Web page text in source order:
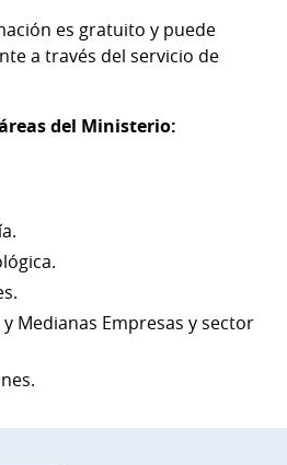
es gratuito y puede
a través del servicio de
del Ministerio:
Medianas Empresas y sector